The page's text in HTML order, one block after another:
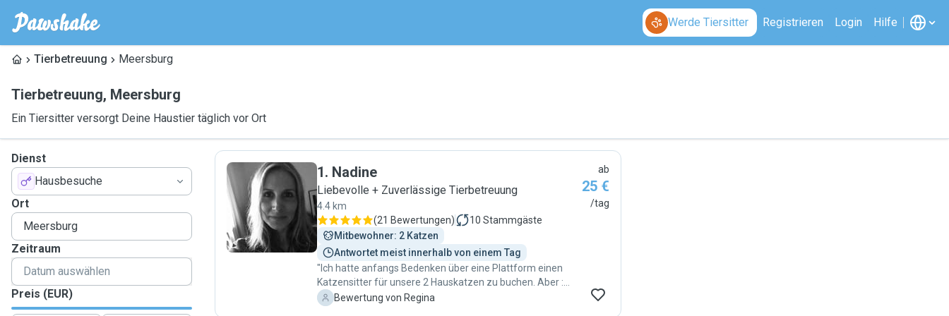
Werde Tiersitter Registrieren Login Hilfe
Tierbetreuung Meersburg
Tierbetreuung, Meersburg
Ein Tiersitter versorgt Deine Haustier täglich vor Ort
Dienst
Hausbesuche
Ort
Zeitraum
Preis (EUR)
N
1. Nadine
Liebevolle + Zuverlässige Tierbetreuung
4.4 km
(21 Bewertungen) 10 Stammgäste
Mitbewohner: 2 Katzen
Antwortet meist innerhalb von einem Tag
"Ich hatte anfangs Bedenken über eine Plattform einen
Katzensitter für unsere 2 Hauskatzen zu buchen. Aber :
nachdem ich mit Nadine ein kurzes persönliches
R Bewertung von Regina
ab
25 €
/tag